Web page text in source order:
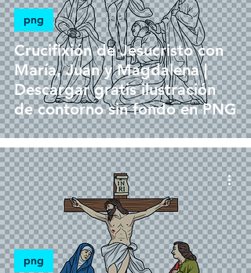
Crucifixión de Jesucristo con
María, Juan y Magdalena |
Descargar gratis ilustración
de contorno sin fondo en PNG
png
png